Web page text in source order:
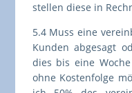
stellen diese in
5.4 Muss eine
Kunden abgesagt
dies bis eine
ohne Kostenfolge